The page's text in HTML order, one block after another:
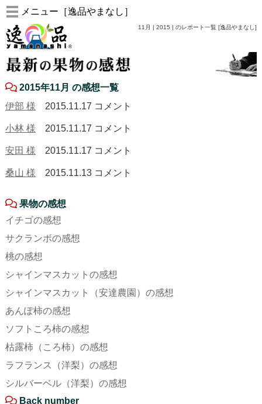
11月 | 2015 | のレポート一覧 [逸品やまなし]
メニュー［逸品やまなし］
2015年11月 の感想一覧
伊部 様
2015.11.17 コメント
小林 様 2015.11.17 コメント
安田 様 2015.11.17 コメント
桑山 様 2015.11.13コメント
果物の感想
イチゴの感想
サクランボの感想
桃の感想
シャインマスカットの感想
シャインマスカット（安達農園）の感想
あんぽ柿の感想
ソフトころ柿の感想
枯露柿（ころ柿）の感想
ラフランス（洋梨）の感想
シルバーベル（洋梨）の感想
Back number